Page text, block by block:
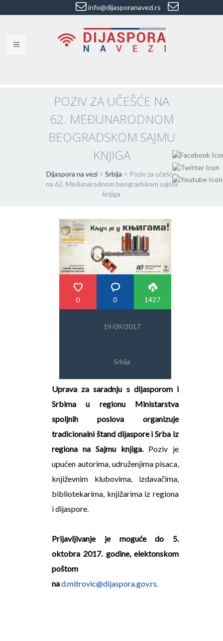
info@dijasporanavezi.rs
8528011
BLOG
VIDEO
O NAMA
KORISNE ADRESE
KONTAKT
PRETRAGA
POZIV ZA UČEŠĆE NA
62. MEĐUNARODNOM
BEOGRADSKOM SAJMU
KNJIGA
Dijaspora na vezi > Srbija > Poziv za učešće
na 62. Međunarodnom beogradskom sajmu
knjiga
0 0 1427
19/09/2017
Srbija
Uprava za saradnju s dijasporom i
Srbima u regionu Ministarstva
spoljnih poslova organizuje
tradicionalni štand dijaspore i Srba iz
regiona na Sajmu knjiga. Poziv je
upućen autorima, udruženjima pisaca,
književnim klubovima, izdavačima,
bibliotekarima, knjižarima iz regiona
i dijaspore.
Prijavljivanje je moguće do 5.
oktobra 2017. godine, elektonskom
poštom
nad.mitrovic@dijaspora.gov.rs.